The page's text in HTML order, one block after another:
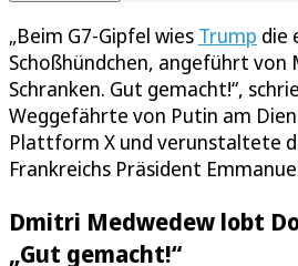
„Beim G7-Gipfel wies Trump die
Schoßhündchen, angeführt von
Schranken. Gut gemacht!“,
Weggefährte von Putin am
Plattform X und verunstaltete
Frankreichs Präsident
Dmitri Medwedew lobt
„Gut gemacht!“